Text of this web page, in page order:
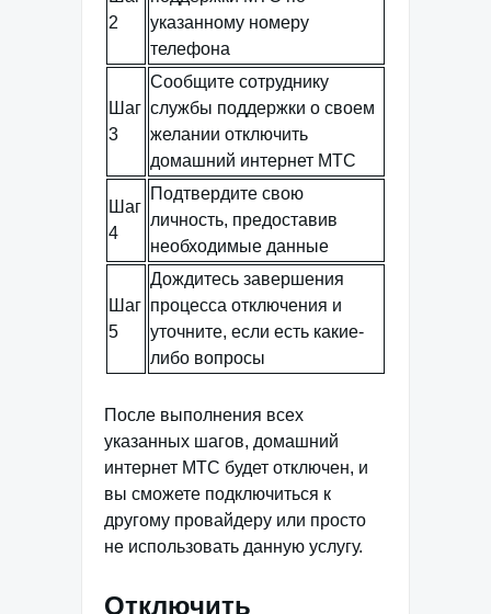
2
указанному номеру
телефона
Шаг
3
Сообщите сотруднику
службы поддержки о своем
желании отключить
домашний интернет МТС
Шаг
4
Подтвердите свою
личность, предоставив
необходимые данные
Шаг
5
Дождитесь завершения
процесса отключения и
уточните, если есть какие-
либо вопросы
После выполнения всех
указанных шагов, домашний
интернет МТС будет отключен, и
вы сможете подключиться к
другому провайдеру или просто
не использовать данную услугу.
Отключить